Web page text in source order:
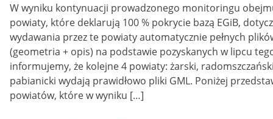
W wyniku kontynuacji prowadzonego monitoringu
powiaty, które deklarują 100 % pokrycie bazą EGiB,
wydawania przez te powiaty automatycznie pełnych
(geometria + opis) na podstawie pozyskanych w lipcu
informujemy, że kolejne 4 powiaty: żarski,
pabianicki wydają prawidłowo pliki GML. Poniżej
powiatów, które w wyniku […]